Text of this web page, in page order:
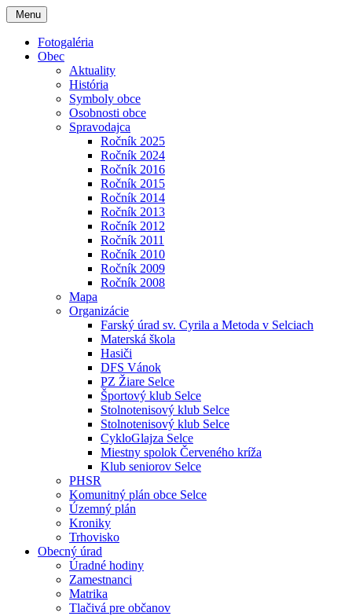
Menu
Fotogaléria
Obec
Aktuality
História
Symboly obce
Osobnosti obce
Spravodajca
Ročník 2025
Ročník 2024
Ročník 2016
Ročník 2015
Ročník 2014
Ročník 2013
Ročník 2012
Ročník 2011
Ročník 2010
Ročník 2009
Ročník 2008
Mapa
Organizácie
Farský úrad sv. Cyrila a Metoda v Selciach
Materská škola
Hasiči
DFS Vánok
PZ Žiare Selce
Športový klub Selce
Stolnotenisový klub Selce
Stolnotenisový klub Selce
CykloGlajza Selce
Miestny spolok Červeného kríža
Klub seniorov Selce
PHSR
Komunitný plán obce Selce
Územný plán
Kroniky
Trhovisko
Obecný úrad
Úradné hodiny
Zamestnanci
Matrika
Tlačivá pre občanov